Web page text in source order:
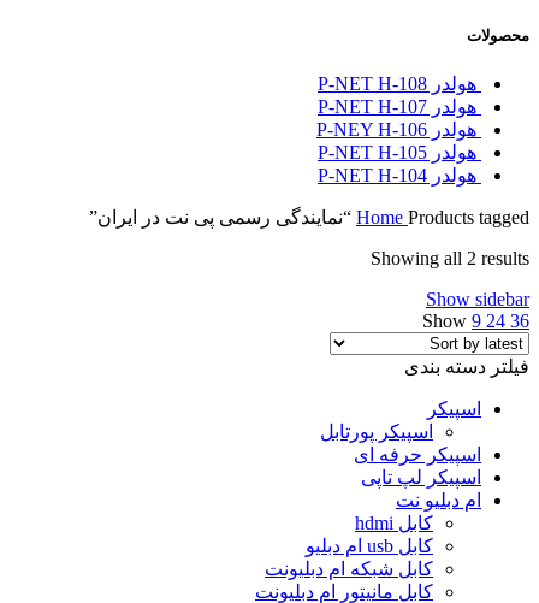
محصولات
هولدر P-NET H-108
هولدر P-NET H-107
هولدر P-NEY H-106
هولدر P-NET H-105
هولدر P-NET H-104
Home Products tagged “نمایندگی رسمی پی نت در ایران”
Showing all 2 results
Show sidebar
Show 9 24 36
فیلتر دسته بندی
اسپیکر
اسپیکر پورتابل
اسپیکر حرفه ای
اسپیکر لپ تاپی
ام دبلیو نت
کابل hdmi
کابل usb ام دبلیو
کابل شبکه ام دبلیونت
کابل مانیتور ام دبلیونت